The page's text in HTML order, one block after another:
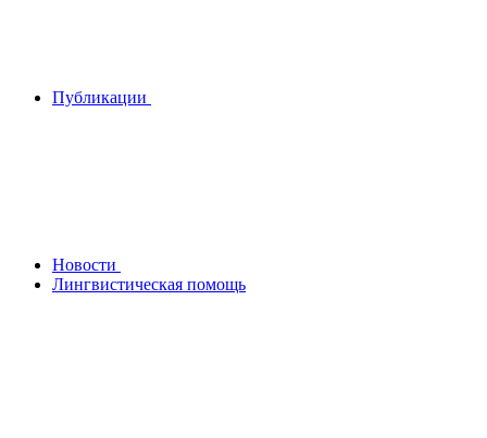
Публикации
Новости
Лингвистическая помощь